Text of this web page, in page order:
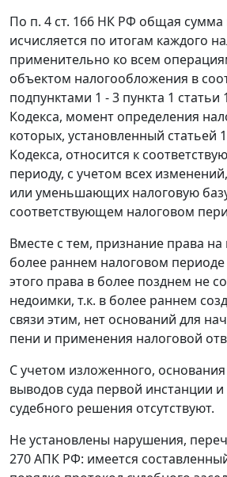
По п. 4 ст. 166 НК РФ общая сумма
исчисляется по итогам каждого
применительно ко всем
объектом налогообложения в
подпунктами 1 - 3 пункта 1 статьи
Кодекса, момент определения
которых, установленный статьей
Кодекса, относится к
периоду, с учетом всех
или уменьшающих налоговую
соответствующем налоговом
Вместе с тем, признание права
более раннем налоговом
этого права в более позднем не
недоимки, т.к. в более раннем
связи этим, нет оснований для
пени и применения налоговой
С учетом изложенного,
выводов суда первой инстанции
судебного решения отсутствуют.
Не установлены нарушения,
270АПК РФ: имеется